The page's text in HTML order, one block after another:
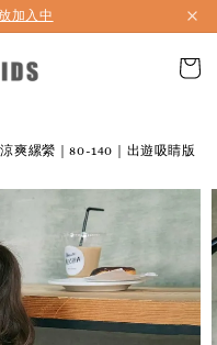
折140 ｜ 3%購物金
爽縲縈｜80-140｜出遊吸睛版